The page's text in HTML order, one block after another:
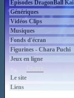
Épisodes DragonBall Kai
Génériques
Vidéos Clips
Musiques
Fonds d'écran
Figurines - Chara Puchi
Jeux en ligne
Le site
Liens